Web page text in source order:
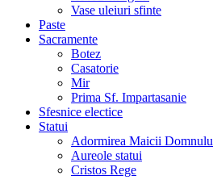
Vase uleiuri sfinte
Paste
Sacramente
Botez
Casatorie
Mir
Prima Sf. Impartasanie
Sfesnice electice
Statui
Adormirea Maicii
Aureole statui
Cristos Rege